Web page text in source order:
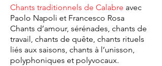
Chants traditionnels de Calabre avec
Paolo Napoli et Francesco Rosa
Chants d’amour, sérénades, chants de
travail, chants de quête, chants rituels
liés aux saisons, chants à l’unisson,
polyphoniques et polyvocaux.